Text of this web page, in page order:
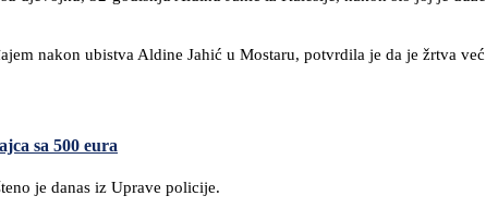
nakon ubistva Aldine Jahić u Mostaru, potvrdila je da je žrtva
sa 500 eura
je danas iz Uprave policije.